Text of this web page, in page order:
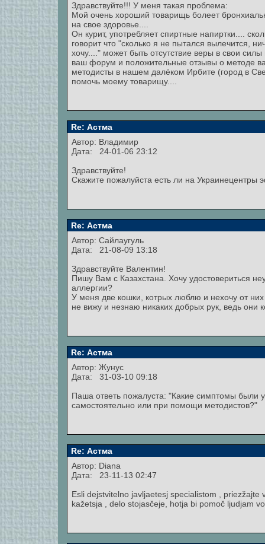
Здравствуйте!!! У меня такая проблема:
Мой очень хороший товарищь болеет
на свое здоровье....
Он курит, употребляет спиртные напиртки....
говорит что "сколько я не пытался вылечится,
хочу...." может быть отсутствие веры в свои
ваш форум и положительные отзывы о методе
методисты в нашем далёком Ирбите (город в
помочь моему товарищу....
Re: Астма
Автор: Владимир
Дата: 24-01-06 23:12
Здравствуйте!
Скажите пожалуйста есть ли на
Re: Астма
Автор: Сайлаугуль
Дата: 21-08-09 13:18
Здравствуйте Валентин!
Пишу Вам с Казахстана. Хочу удостовериться
аллергии?
У меня две кошки, котрых люблю и нехочу от
не вижу и незнаю никаких добрых рук, ведь они
Re: Астма
Автор: Жунус
Дата: 31-03-10 09:18
Паша ответь пожалуста: "Какие симптомы были
самостоятельно или при помощи методистов?"
Re: Астма
Автор: Diana
Дата: 23-11-13 02:47
Esli dejstvitelno javljaetesj specialistom ,
kažetsja , delo stojasčeje, hotja bi pomoč ljudjam